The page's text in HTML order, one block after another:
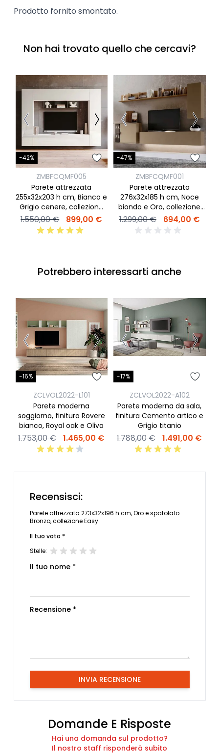
Prodotto fornito smontato.
Non hai trovato quello che cercavi?
-42%
ZMBFCQMF005
Parete attrezzata
255x32x203 h cm, Bianco e
Grigio cenere, collezione
Easy
1.550,00 € 899,00 €
-47%
ZMBFCQMF001
Parete attrezzata
276x32x185 h cm, Noce
biondo e Oro, collezione
Easy
1.299,00 € 694,00 €
Potrebbero interessarti anche
-16%
ZCLVOL2022-L101
Parete moderna
soggiorno, finitura Rovere
bianco, Royal oak e Oliva
1.753,00 € 1.465,00 €
-17%
ZCLVOL2022-A102
Parete moderna da sala,
finitura Cemento artico e
Grigio titanio
1.788,00 € 1.491,00 €
Recensisci:
Parete attrezzata 273x32x196 h cm, Oro e spatolato
Bronzo, collezione Easy
Il tuo voto *
Stelle:
Il tuo nome *
Recensione *
INVIA RECENSIONE
Domande E Risposte
Hai una domanda sul prodotto?
Il nostro staff risponderà subito